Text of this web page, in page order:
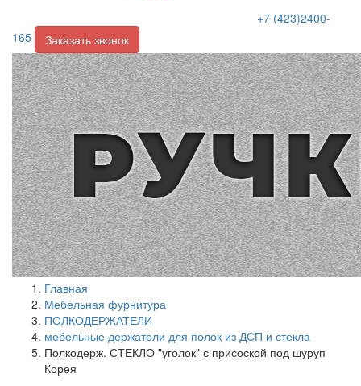
+7 (423)2400-
165
Заказать звонок
Главная
Мебельная фурнитура
ПОЛКОДЕРЖАТЕЛИ
мебельные держатели для полок из ДСП и стекла
Полкодерж. СТЕКЛО "уголок" с присоской под шуруп
Корея